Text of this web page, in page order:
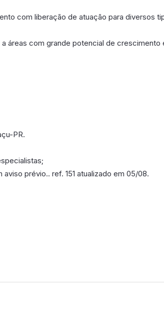
com liberação de atuação para diversos
áreas com grande potencial de
PR.
prévio.. ref. 151 atualizado em 05/08.
estarão disponíveis em breve.